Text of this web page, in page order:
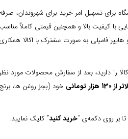
1396 آغاز کرده است و این فروشگاه برای تسهیل امر خرید برای شهروندان، صرفه
با کیفیت بالا و همچنین قیمتی کاملاً مناسب
فامیلی به صورت مشترک با اکالا همکاری
را دارید، بعد از سفارش محصولات مورد نظر
تومانی
خود (بجز روغن ها، برنج
بر روی دکمه‌ی “خرید کنید” کلیک نمایید.